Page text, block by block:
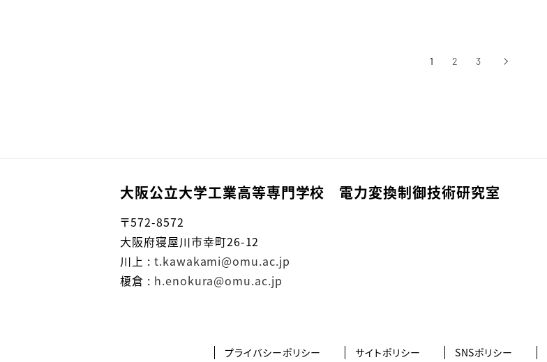
1 2 3 ›次へ
大阪公立大学工業高等専門学校 電力変換制御技術研究室
〒572-8572
大阪府寝屋川市幸町26-12
川上 : t.kawakami@omu.ac.jp
榎倉 : h.enokura@omu.ac.jp
プライバシーポリシー サイトポリシー SNSポリシー